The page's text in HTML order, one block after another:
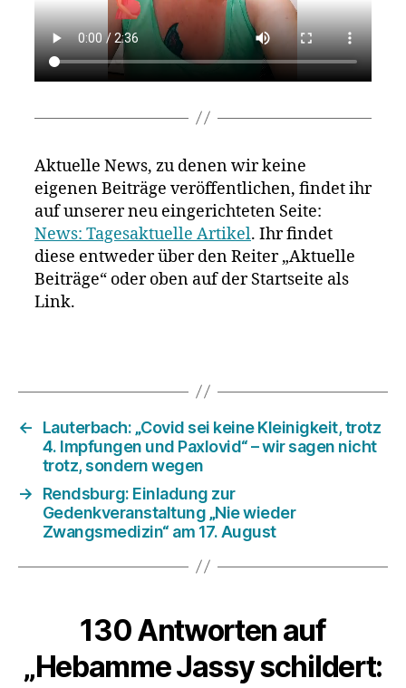
Aktuelle News, zu denen wir keine
eigenen Beiträge veröffentlichen, findet ihr
auf unserer neu eingerichteten Seite:
News: Tagesaktuelle Artikel. Ihr findet
diese entweder über den Reiter „Aktuelle
Beiträge“ oder oben auf der Startseite als
Link.
←
Lauterbach: „Covid sei keine Kleinigkeit, trotz
4. Impfungen und Paxlovid“ – wir sagen nicht
trotz, sondern wegen
→
Rendsburg: Einladung zur
Gedenkveranstaltung „Nie wieder
Zwangsmedizin“ am 17. August
130 Antworten auf
„Hebamme Jassy schildert: